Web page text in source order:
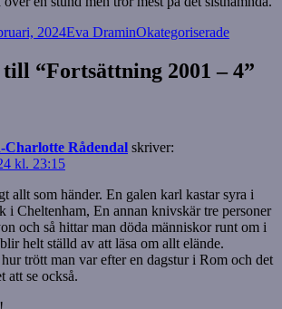
2024Författare
Eva DraminKategorier
Okategoriserade
“Fortsättning 2001 – 4”
Charlotte Rådendal skriver:
kl. 23:15
allt som händer. En galen karl kastar syra i
i Cheltenham, En annan knivskär tre personer
och så hittar man döda människor runt om i
helt ställd av att läsa om allt elände.
trött man var efter en dagstur i Rom och det
att se också.